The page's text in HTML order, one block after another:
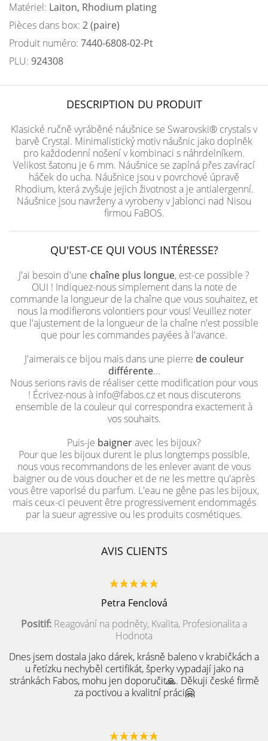
Matériel: Laiton, Rhodium plating
Pièces dans box: 2 (paire)
Produit numéro: 7440-6808-02-Pt
PLU: 924308
DESCRIPTION DU PRODUIT
Klasické ručně vyráběné náušnice se Swarovski® crystals v
barvě Crystal. Minimalistický motiv náušnic jako doplněk
pro každodenní nošení v kombinaci s náhrdelníkem.
Velikost šatonu je 6 mm. Náušnice se zapíná přes zavírací
háček do ucha. Náušnice jsou v povrchové úpravě
Rhodium, která zvyšuje jejich životnost a je antialergenní.
Náušnice jsou navrženy a vyrobeny v Jablonci nad Nisou
firmou FaBOS.
QU'EST-CE QUI VOUS INTÉRESSE?
J'ai besoin d'une chaîne plus longue, est-ce possible ?
OUI ! Indiquez-nous simplement dans la note de
commande la longueur de la chaîne que vous souhaitez, et
nous la modifierons volontiers pour vous! Veuillez noter
que l'ajustement de la longueur de la chaîne n'est possible
que pour les commandes payées à l'avance.
J'aimerais ce bijou mais dans une pierre de couleur
différente...
Nous serions ravis de réaliser cette modification pour vous
! Écrivez-nous à info@fabos.cz et nous discuterons
ensemble de la couleur qui correspondra exactement à
vos souhaits.
Puis-je baigneravec les bijoux?
Pour que les bijoux durent le plus longtemps possible,
nous vous recommandons de les enlever avant de vous
baigner ou de vous doucher et de ne les mettre qu'après
vous être vaporisé du parfum. L'eau ne gêne pas les bijoux,
mais ceux-ci peuvent être progressivement endommagés
par la sueur agressive ou les produits cosmétiques.
AVIS CLIENTS
Petra Fenclová
Positif: Reagování na podněty, Kvalita, Profesionalita a
Hodnota
Dnes jsem dostala jako dárek, krásně baleno v krabičkách a
u řetízku nechyběl certifikát, šperky vypadají jako na
stránkách Fabos, mohu jen doporučit🙏. Děkuji české firmě
za poctivou a kvalitní práci🤗